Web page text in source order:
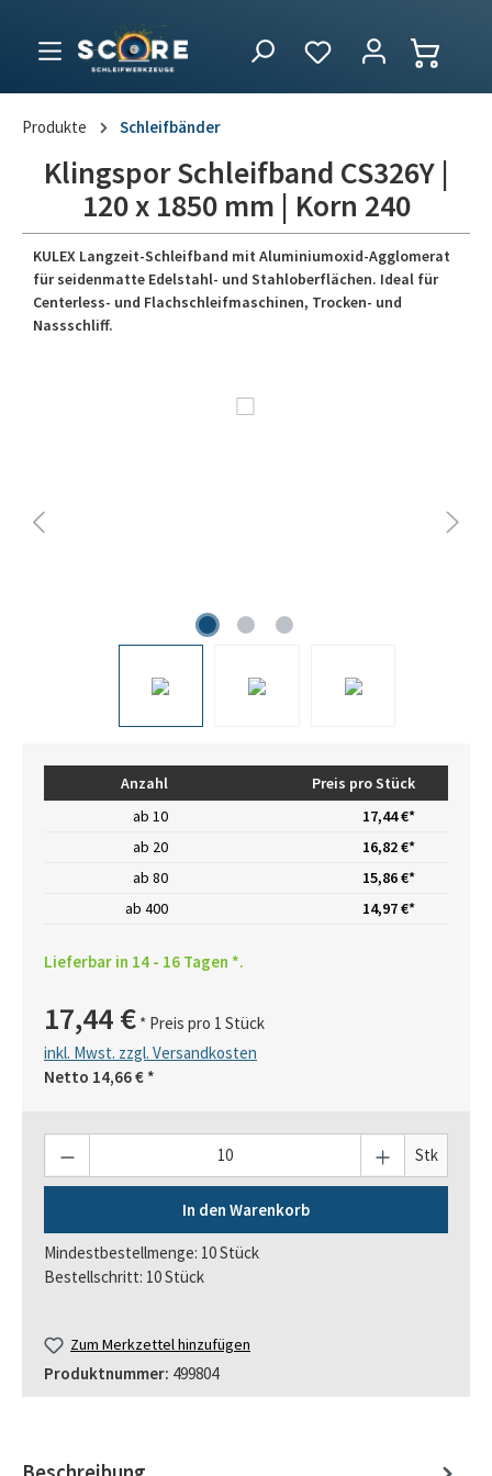
Produkte Schleifbänder
Klingspor Schleifband CS326Y |
120 x 1850 mm | Korn 240
KULEX Langzeit-Schleifband mit Aluminiumoxid-Agglomerat
für seidenmatte Edelstahl- und Stahloberflächen. Ideal für
Centerless- und Flachschleifmaschinen, Trocken- und
Nassschliff.
Anzahl
Preis pro Stück
ab 10
17,44 €*
ab 20
16,82 €*
ab 80
15,86 €*
ab 400 14,97 €*
Lieferbar in 14 - 16 Tagen *.
17,44 € * Preis pro 1 Stück
inkl. Mwst. zzgl. Versandkosten
Netto 14,66 € *
Stk
In den Warenkorb
Mindestbestellmenge: 10 Stück
Bestellschritt: 10 Stück
Zum Merkzettel hinzufügen
Produktnummer: 499804